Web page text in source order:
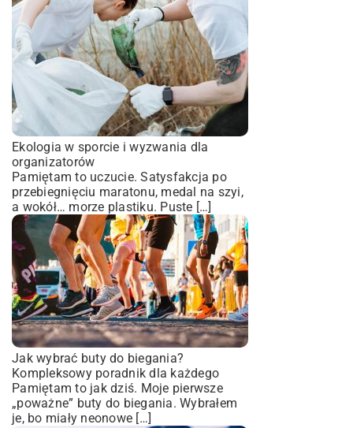
Ekologia w sporcie i wyzwania dla
organizatorów
Pamiętam to uczucie. Satysfakcja po
przebiegnięciu maratonu, medal na szyi,
a wokół… morze plastiku. Puste […]
Jak wybrać buty do biegania?
Kompleksowy poradnik dla każdego
Pamiętam to jak dziś. Moje pierwsze
„poważne” buty do biegania. Wybrałem
je, bo miały neonowe […]